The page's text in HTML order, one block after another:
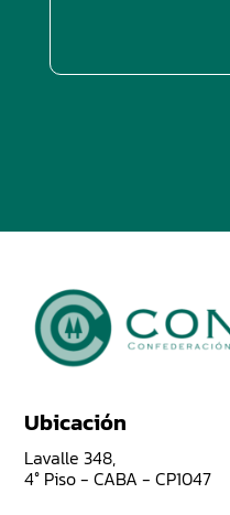
Ubicación
Lavalle 348,
4° Piso - CABA - CP1047